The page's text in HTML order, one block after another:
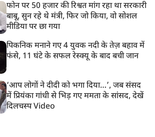
फोन पर 50 हजार की रिश्वत मांग रहा था सरकारी
बाबू, सुन रहे थे मंत्री, फिर जो किया, वो सोशल
मीडिया पर छा गया
पिकनिक मनाने गए 4 युवक नदी के तेज़ बहाव में
फंसे, 11 घंटे के सफल रेस्क्यू के बाद बची जान
‘आप लोगों ने दीदी को भगा दिया…’, जब संसद
में प्रियंका गांधी से भिड़ गए ममता के सांसद, देखें
दिलचस्प Video